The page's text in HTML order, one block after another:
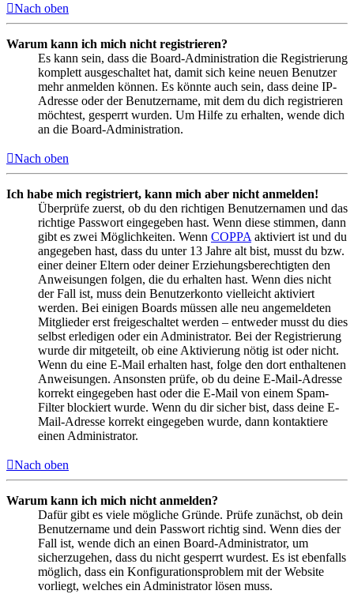
Nach oben
Warum kann ich mich nicht registrieren?
Es kann sein, dass die Board-Administration die Registrierung
komplett ausgeschaltet hat, damit sich keine neuen Benutzer
mehr anmelden können. Es könnte auch sein, dass deine IP-
Adresse oder der Benutzername, mit dem du dich registrieren
möchtest, gesperrt wurden. Um Hilfe zu erhalten, wende dich
an die Board-Administration.
Nach oben
Ich habe mich registriert, kann mich aber nicht anmelden!
Überprüfe zuerst, ob du den richtigen Benutzernamen und das
richtige Passwort eingegeben hast. Wenn diese stimmen, dann
gibt es zwei Möglichkeiten. Wenn COPPA aktiviert ist und du
angegeben hast, dass du unter 13 Jahre alt bist, musst du bzw.
einer deiner Eltern oder deiner Erziehungsberechtigten den
Anweisungen folgen, die du erhalten hast. Wenn dies nicht
der Fall ist, muss dein Benutzerkonto vielleicht aktiviert
werden. Bei einigen Boards müssen alle neu angemeldeten
Mitglieder erst freigeschaltet werden – entweder musst du dies
selbst erledigen oder ein Administrator. Bei der Registrierung
wurde dir mitgeteilt, ob eine Aktivierung nötig ist oder nicht.
Wenn du eine E-Mail erhalten hast, folge den dort enthaltenen
Anweisungen. Ansonsten prüfe, ob du deine E-Mail-Adresse
korrekt eingegeben hast oder die E-Mail von einem Spam-
Filter blockiert wurde. Wenn du dir sicher bist, dass deine E-
Mail-Adresse korrekt eingegeben wurde, dann kontaktiere
einen Administrator.
Nach oben
Warum kann ich mich nicht anmelden?
Dafür gibt es viele mögliche Gründe. Prüfe zunächst, ob dein
Benutzername und dein Passwort richtig sind. Wenn dies der
Fall ist, wende dich an einen Board-Administrator, um
sicherzugehen, dass du nicht gesperrt wurdest. Es ist ebenfalls
möglich, dass ein Konfigurationsproblem mit der Website
vorliegt, welches ein Administrator lösen muss.